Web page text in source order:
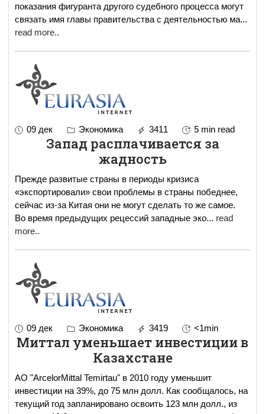
показания фигуранта другого судебного процесса могут
связать имя главы правительства с деятельностью ма...
read more..
09 дек Экономика 3411 5 min read
Запад расплачивается за
жадность
Прежде развитые страны в периоды кризиса
«экспортировали» свои проблемы в страны победнее,
сейчас из-за Китая они не могут сделать то же самое.
Во время предыдущих рецессий западные эко... read
more..
09 дек Экономика 3419 <1min
Миттал уменьшает инвестиции в
Казахстане
АО "ArcelorMittal Temirtau" в 2010 году уменьшит
инвестиции на 39%, до 75 млн долл. Как сообщалось, на
текущий год запланировано освоить 123 млн долл., из